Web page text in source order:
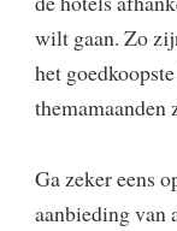
wilt gaan. Zo
het
themamaanden
Ga zeker eens
aanbieding van